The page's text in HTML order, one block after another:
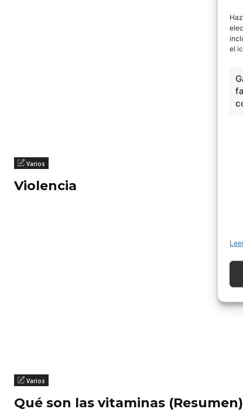
el
Varios
Violencia
Varios
Qué son las vitaminas (Resumen)